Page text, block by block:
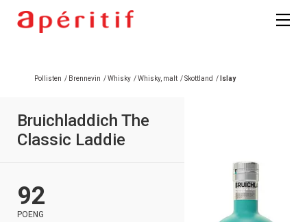
Pollisten / Brennevin /Whisky /Whisky, malt /Skottland / Islay
Bruichladdich The
Classic Laddie
92
POENG